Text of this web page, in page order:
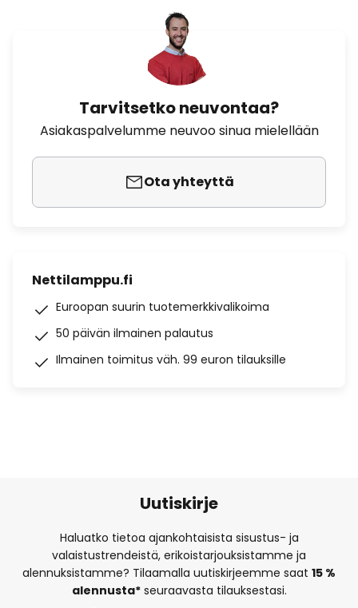
Tarvitsetko neuvontaa?
Asiakaspalvelumme neuvoo sinua mielellään
Ota yhteyttä
Nettilamppu.fi
Euroopan suurin tuotemerkkivalikoima
50 päivän ilmainen palautus
Ilmainen toimitus väh. 99 euron tilauksille
Uutiskirje
Haluatko tietoa ajankohtaisista sisustus- ja
valaistustrendeistä, erikoistarjouksistamme ja
alennuksistamme? Tilaamalla uutiskirjeemme saat 15 %
alennusta*seuraavasta tilauksestasi.